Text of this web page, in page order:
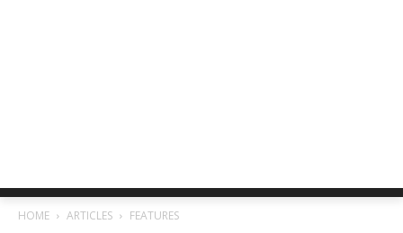
HOME ARTICLES FEATURES